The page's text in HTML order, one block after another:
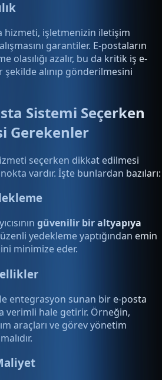
hizmeti, işletmenizin iletişim
garantiler. E-postaların
olasılığı azalır, bu da kritik iş e-
şekilde alınıp gönderilmesini
Sistemi Seçerken
Gerekenler
seçerken dikkat edilmesi
vardır. İşte bunlardan bazıları:
güvenilir bir altyapıya
yedekleme yaptığından emin
minimize eder.
entegrasyon sunan bir e-posta
verimli hale getirir. Örneğin,
araçları ve görev yönetim